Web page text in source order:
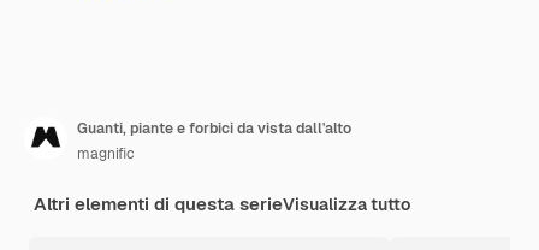
Guanti, piante e forbici da vista dall'alto
magnific
Altri elementi di questa serieVisualizza tutto